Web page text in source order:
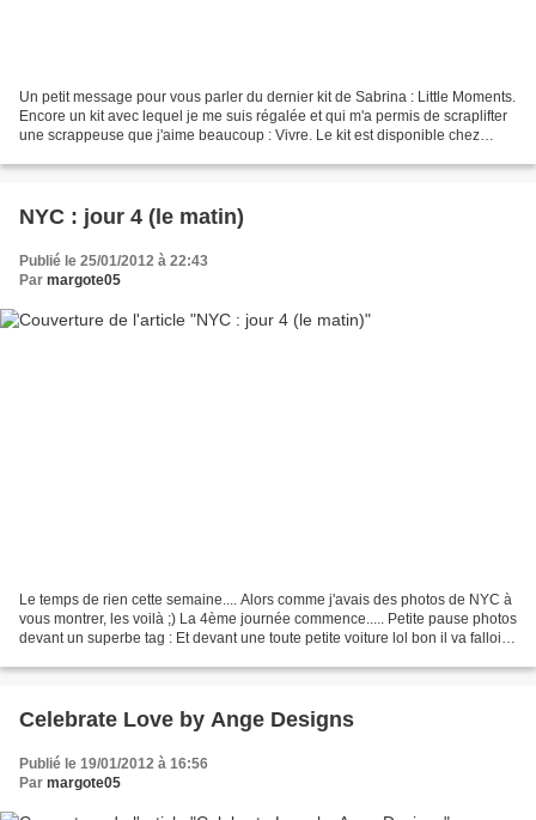
Un petit message pour vous parler du dernier kit de Sabrina : Little Moments.
Encore un kit avec lequel je me suis régalée et qui m'a permis de scraplifter
une scrappeuse que j'aime beaucoup : Vivre. Le kit est disponible chez
NYC : jour 4 (le matin)
Publié le 25/01/2012 à 22:43
Par margote05
Le temps de rien cette semaine.... Alors comme j'avais des photos de NYC à
vous montrer, les voilà ;) La 4ème journée commence..... Petite pause photos
devant un superbe tag : Et devant une toute petite voiture lol bon il va falloir
Celebrate Love by Ange Designs
Publié le 19/01/2012 à 16:56
Par margote05